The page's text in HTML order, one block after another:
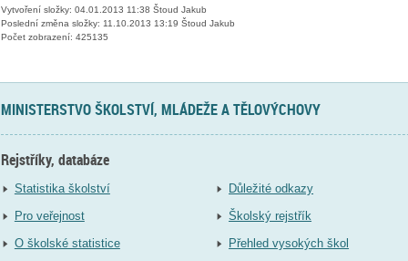
Vytvoření složky: 04.01.2013 11:38 Štoud Jakub
Poslední změna složky: 11.10.2013 13:19 Štoud Jakub
Počet zobrazení: 425135
MINISTERSTVO ŠKOLSTVÍ, MLÁDEŽE A TĚLOVÝCHOVY
Rejstříky, databáze
Statistika školství
Pro veřejnost
O školské statistice
Důležité odkazy
Školský rejstřík
Přehled vysokých škol